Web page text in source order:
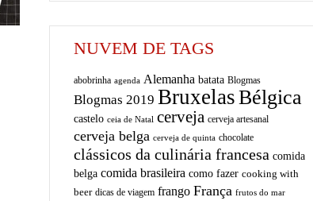
NUVEM DE TAGS
abobrinha agenda Alemanha batata Blogmas
Blogmas 2019 BruxelasBélgica
castelo ceia de Natal cerveja cerveja artesanal
cerveja belga cerveja de quinta chocolate
clássicos da culinária francesa comida
belga comida brasileira como fazer cooking with
beer dicas de viagem frango França frutos do mar